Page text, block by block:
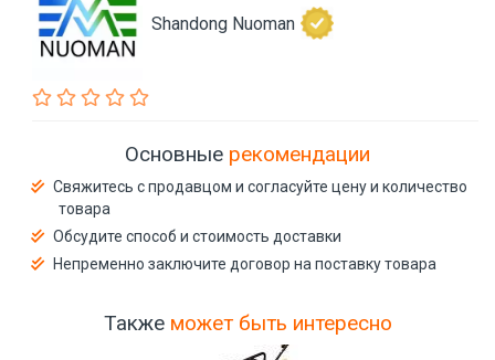
Shandong Nuoman
Основные рекомендации
Свяжитесь с продавцом и согласуйте цену и количество
товара
Обсудите способ и стоимость доставки
Непременно заключите договор на поставку товара
Также может быть интересно